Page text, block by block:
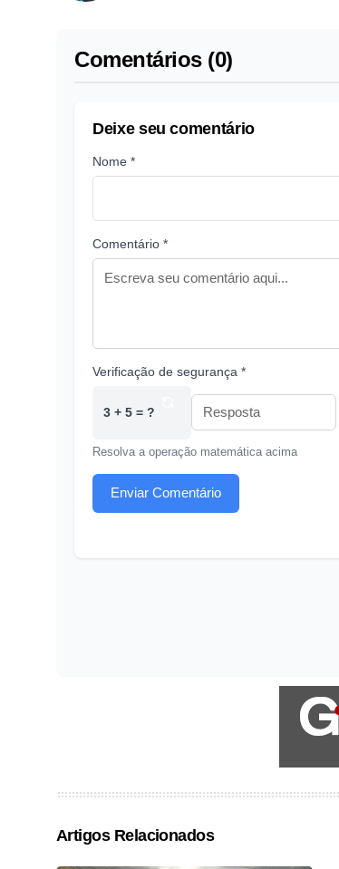
Comentários (0)
Deixe seu comentário
Nome *
Comentário *
Verificação de segurança *
3 + 5 = ?
Resolva a operação matemática acima
Enviar Comentário
Artigos Relacionados